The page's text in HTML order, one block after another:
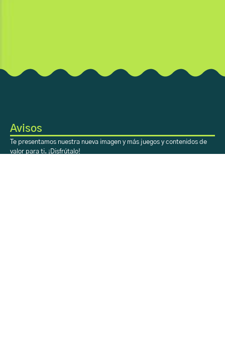
Avisos
Te presentamos nuestra nueva imagen y más juegos y contenidos de
valor para ti. ¡Disfrútalo!